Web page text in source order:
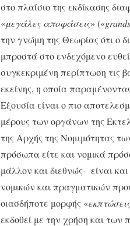
στο πλαίσιο της εκδίκασης
«μεγάλες αποφάσεις» («grands
την γνώμη της Θεωρίας ότι ο
μπροστά στο ενδεχόμενο
συγκεκριμένη περίπτωση τις
εκείνης, η οποία
Εξουσία είναι ο πιο
μέρους των οργάνων της
της Αρχής της Νομιμότητας
πρόσωπα είτε και νομικά
μάλλον και διεθνώς- είναι
νομικών και πραγματικών
οιασδήποτε μορφής «εκπτώσεις
εκδοθεί με την χρήση και των